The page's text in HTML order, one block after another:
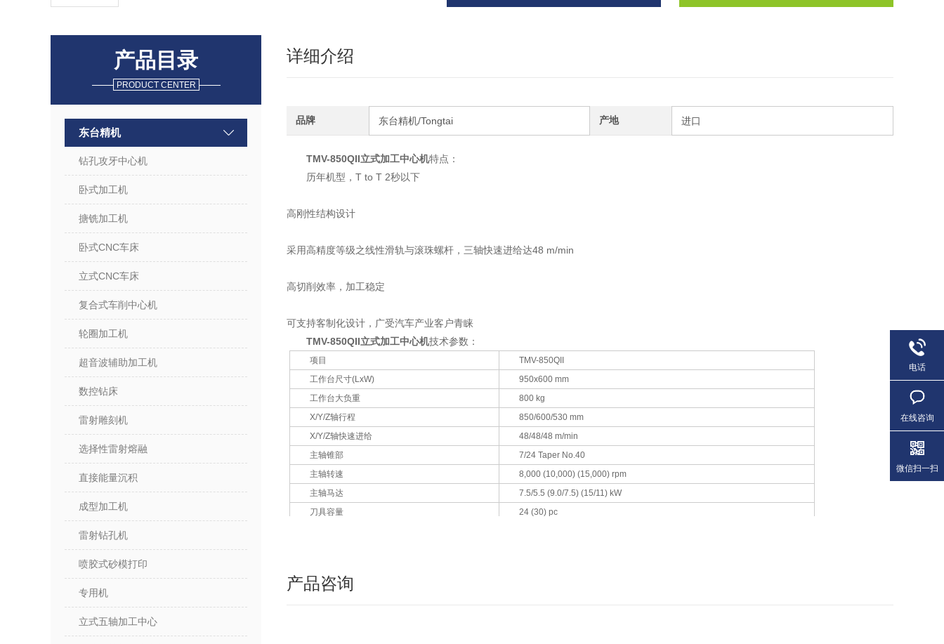
产品目录
PRODUCT CENTER
东台精机
钻孔攻牙中心机
卧式加工机
搪铣加工机
卧式CNC车床
立式CNC车床
复合式车削中心机
轮圈加工机
超音波辅助加工机
数控钻床
雷射雕刻机
选择性雷射熔融
直接能量沉积
成型加工机
雷射钻孔机
喷胶式砂模打印
专用机
立式五轴加工中心
详细介绍
品牌 东台精机/Tongtai 产地 进口
TMV-850QII立式加工中心机特点：
历年机型，T to T 2秒以下
高刚性结构设计
采用高精度等级之线性滑轨与滚珠螺杆，三轴快速进给达48 m/min
高切削效率，加工稳定
可支持客制化设计，广受汽车产业客户青睐
TMV-850QII立式加工中心机技术参数：
项目
TMV-850QII
工作台尺寸(LxW)
950x600 mm
工作台大负重
800 kg
X/Y/Z轴行程
850/600/530 mm
X/Y/Z轴快速进给
48/48/48 m/min
主轴锥部
7/24 Taper No.40
主轴转速
8,000 (10,000) (15,000) rpm
主轴马达
7.5/5.5 (9.0/7.5) (15/11) kW
刀具容量
24 (30) pc
产品咨询
电话
在线咨询
微信扫一扫